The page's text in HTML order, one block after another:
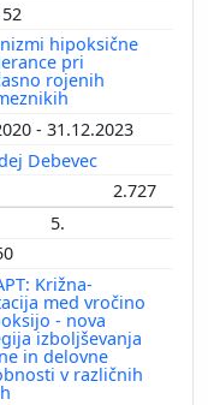
hipoksične
pri
rojenih
- 31.12.2023
Debevec
2.727
5.
Križna-
med vročino
- nova
izboljševanja
in delovne
v različnih